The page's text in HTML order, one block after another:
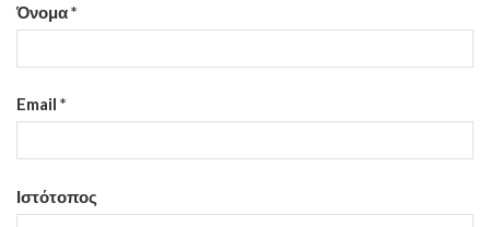
Όνομα*
Email *
Ιστότοπος